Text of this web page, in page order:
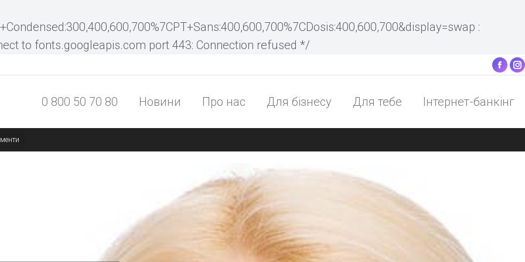
:
to fonts.googleapis.com port 443: Connection refused */
0 800 50 70 80 Новини Про нас Для бізнесу Для тебе Інтернет-банкінг
0 800 50 70 80 Новини Про нас Для бізнесу Для тебе Інтернет-банкінг